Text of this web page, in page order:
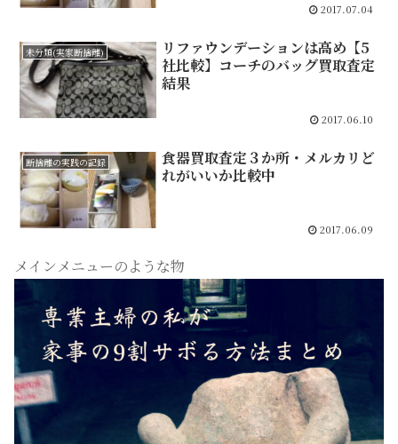
2017.07.04
未分類(実家断捨離)
リファウンデーションは高め【5
社比較】コーチのバッグ買取査定
結果
2017.06.10
断捨離の実践の記録
食器買取査定３か所・メルカリど
れがいいか比較中
2017.06.09
メインメニューのような物